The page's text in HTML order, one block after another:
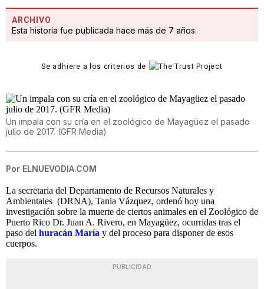
ARCHIVO
Esta historia fue publicada hace más de 7 años.
Se adhiere a los criterios de
Un impala con su cría en el zoológico de Mayagüez el pasado
julio de 2017. (GFR Media)
Por ELNUEVODIA.COM
La secretaria del Departamento de Recursos Naturales y
Ambientales (DRNA), Tania Vázquez, ordenó hoy una
investigación sobre la muerte de ciertos animales en el Zoológico de
Puerto Rico Dr. Juan A. Rivero, en Mayagüez, ocurridas tras el
paso del huracán María y del proceso para disponer de esos
cuerpos.
PUBLICIDAD